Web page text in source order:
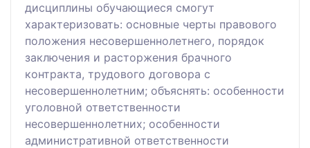
дисциплины обучающиеся смогут
характеризовать: основные черты правового
положения несовершеннолетнего, порядок
заключения и расторжения брачного
контракта, трудового договора с
несовершеннолетним; объяснять: особенности
уголовной ответственности
несовершеннолетних; особенности
административной ответственности